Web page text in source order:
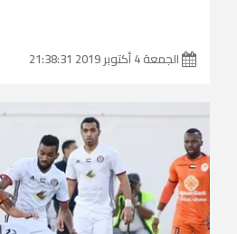
الجمعة 4 أكتوبر 2019 21:38:31